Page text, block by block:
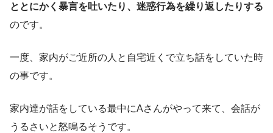
ととにかく暴言を吐いたり、迷惑行為を繰り返したりする
のです。
一度、家内がご近所の人と自宅近くで立ち話をしていた時
の事です。
家内達が話をしている最中にAさんがやって来て、会話が
うるさいと怒鳴るそうです。